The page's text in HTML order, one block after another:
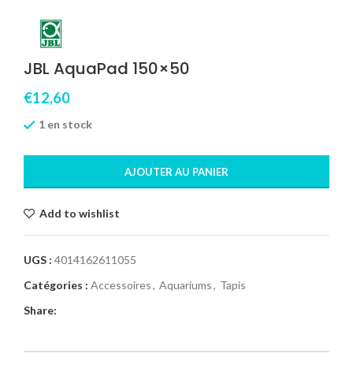
JBL AquaPad 150×50
€12,60
1 en stock
AJOUTER AU PANIER
Add to wishlist
UGS : 4014162611055
Catégories : Accessoires, Aquariums, Tapis
Share: